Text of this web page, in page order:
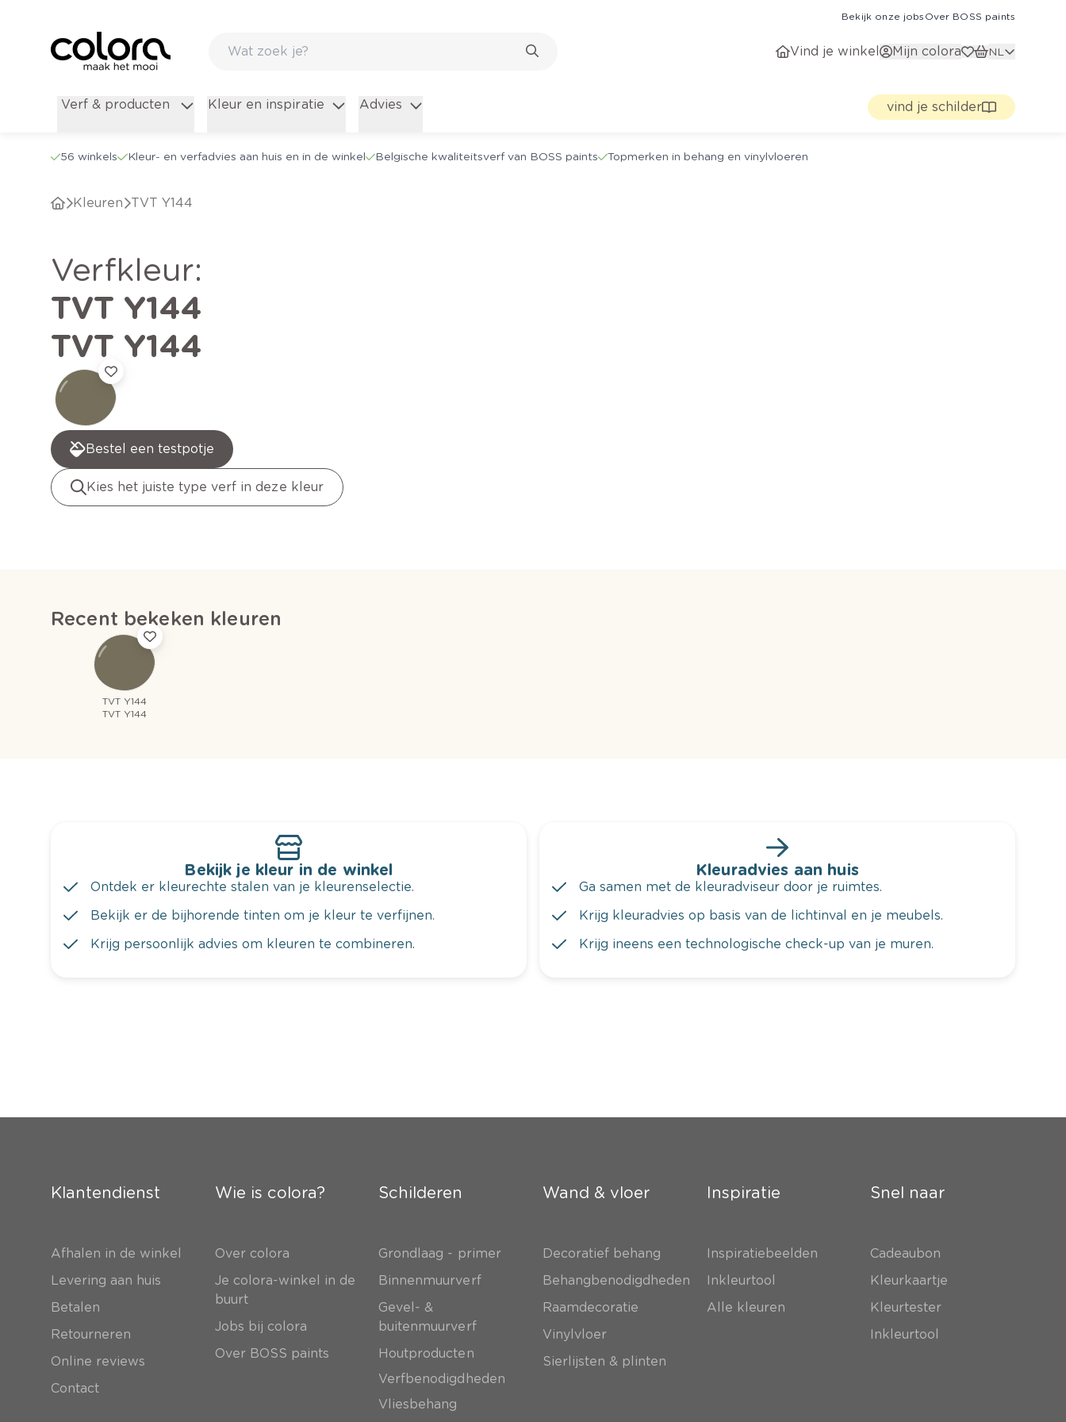
Bekijk onze jobs Over BOSS paints
Vind je winkel Mijn colora NL
Verf & producten Kleur en inspiratie Advies vind je schilder
56 winkels Kleur- en verfadvies aan huis en in de winkel Belgische kwaliteitsverf van BOSS paints Topmerken in behang en vinylvloeren
Kleuren TVT Y144
verfkleur:
TVT Y144
TVT Y144
Bestel een testpotje
Kies het juiste type verf in deze kleur
Recent bekeken kleuren
TVT Y144
TVT Y144
Bekijk je kleur in de winkel
Ontdek er kleurechte stalen van je kleurenselectie.
Bekijk er de bijhorende tinten om je kleur te verfijnen.
Krijg persoonlijk advies om kleuren te combineren.
Kleuradvies aan huis
Ga samen met de kleuradviseur door je ruimtes.
Krijg kleuradvies op basis van de lichtinval en je meubels.
Krijg ineens een technologische check-up van je muren.
Klantendienst
Afhalen in de winkel
Levering aan huis
Betalen
Retourneren
Online reviews
Contact
Wie is colora?
Over colora
Je colora-winkel in de
buurt
Jobs bij colora
Over BOSS paints
Schilderen
Grondlaag - primer
Binnenmuurverf
Gevel- &
buitenmuurverf
Houtproducten
Verfbenodigdheden
Vliesbehang
Wand & vloer
Decoratief behang
Behangbenodigdheden
Raamdecoratie
Vinylvloer
Sierlijsten & plinten
Inspiratie
Inspiratiebeelden
Inkleurtool
Alle kleuren
Snel naar
Cadeaubon
Kleurkaartje
Kleurtester
Inkleurtool